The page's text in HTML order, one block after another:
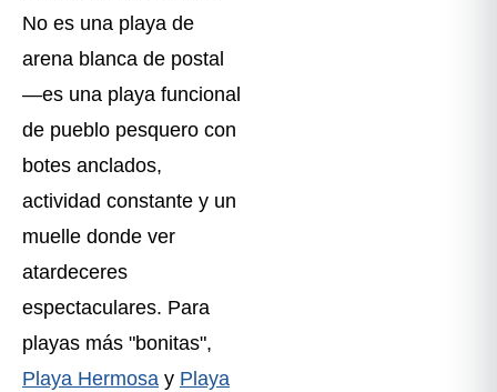
No es una playa de
arena blanca de postal
—es una playa funcional
de pueblo pesquero con
botes anclados,
actividad constante y un
muelle donde ver
atardeceres
espectaculares. Para
playas más "bonitas",
Playa Hermosa y Playa